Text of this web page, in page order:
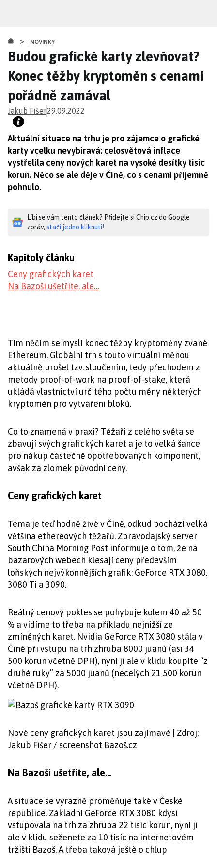
obsahu
> NOVINKY
Budou grafické karty zlevňovat?
Konec těžby kryptoměn s cenami
pořádně zamával
Jakub Fišer29.09.2022
Aktuální situace na trhu je pro zájemce o grafické
karty vcelku nevybíravá: celosvětová inflace
vystřelila ceny nových karet na vysoké desítky tisíc
korun. Něco se ale děje v Číně, co s cenami příjemně
pohnulo.
Líbí se vám tento článek? Přidejte si Chip.cz do Google
zpráv, stačí jedno kliknutí!
Kapitoly článku
Ceny grafických karet
Na Bazoši ušetříte, ale…
Tím něčím se myslí konec těžby kryptoměny zvané
Ethereum. Globální trh s touto virtuální měnou
aktuálně prošel tzv. sloučením, tedy přechodem z
metody proof-of-work na proof-of-stake, která
ukládá vlastnictví určitého počtu měny některých
kryptoměn pro vytváření bloků.
Co to znamená v praxi? Těžaři z celého světa se
zbavují svých grafických karet a je to velká šance
pro nákup částečně opotřebovaných komponent,
avšak za zlomek původní ceny.
Ceny grafických karet
Téma je teď hodně živé v Číně, odkud pochází velká
většina ethereových těžařů. Zpravodajský server
South China Morning Post informuje o tom, že na
bazarových webech klesají ceny především
loňských nejvýkonnějších grafik: GeForce RTX 3080,
3080 Ti a 3090.
Reálný cenový pokles se pohybuje kolem 40 až 50
% a vidíme to třeba na příkladu nejnižší ze
zmíněných karet. Nvidia GeForce RTX 3080 stála v
Číně při vstupu na trh zhruba 8000 jüanů (asi 34
500 korun včetně DPH), nyní ji ale v klidu koupíte “z
druhé ruky” za 5000 jüanů (necelých 21 500 korun
včetně DPH).
Nové ceny grafických karet jsou zajímavé | Zdroj:
Jakub Fišer / screenshot Bazoš.cz
Na Bazoši ušetříte, ale…
A situace se výrazně proměňuje také v České
republice. Základní GeForce RTX 3080 kdysi
vstupovala na trh za zhruba 22 tisíc korun, nyní ji
ale v klidu seženete za 10 tisíc na internetovém
tržišti Bazoš. A třeba taková ještě o chlup